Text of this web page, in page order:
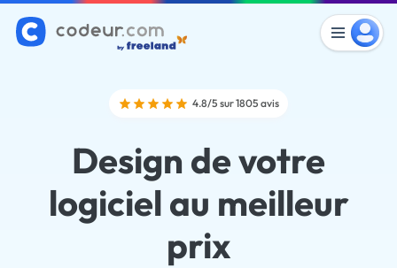
4.8/5 sur 1805 avis
Design de votre
logiciel au meilleur
prix